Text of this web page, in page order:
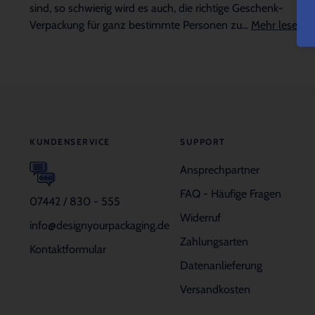
sind, so schwierig wird es auch, die richtige Geschenk-
Verpackung für ganz bestimmte Personen zu... Mehr lesen
KUNDENSERVICE
07442 / 830 - 555
info@designyourpackaging.de
Kontaktformular
SUPPORT
Ansprechpartner
FAQ - Häufige Fragen
Widerruf
Zahlungsarten
Datenanlieferung
Versandkosten